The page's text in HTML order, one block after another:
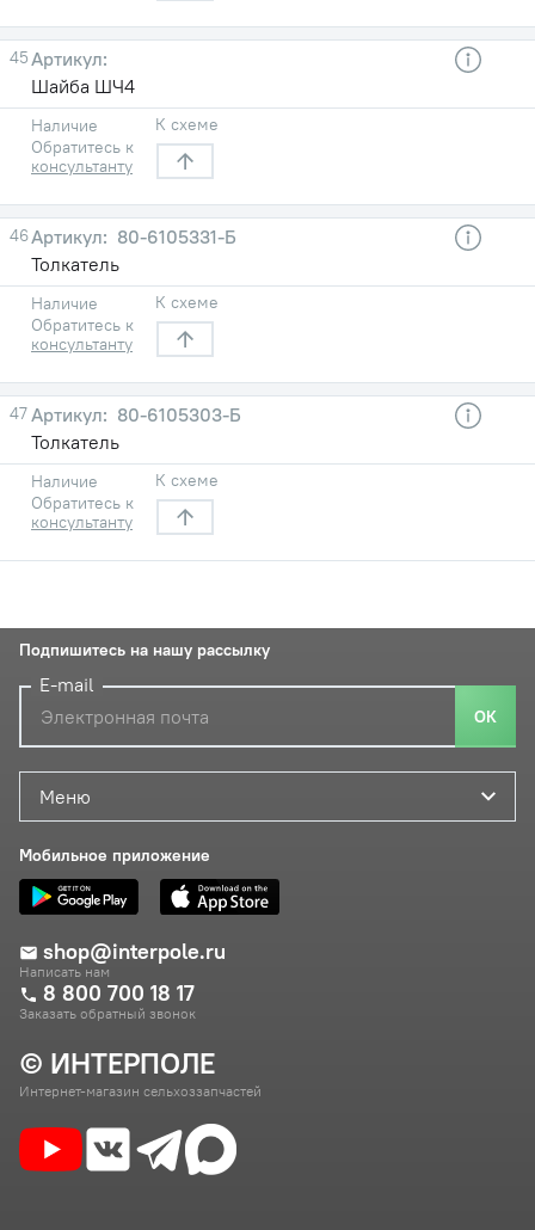
45
Шайба ШЧ4
Наличие
Обратитесь к
консультанту
К схеме
46
80-6105331-Б
Толкатель
Наличие
Обратитесь к
консультанту
К схеме
47
80-6105303-Б
Толкатель
Наличие
Обратитесь к
консультанту
К схеме
© ИНТЕРПОЛЕ
Интернет-магазин сельхоззапчастей
Меню
Мобильное приложение
shop@interpole.ru
Написать нам
8 800 700 18 17
Заказать обратный звонок
Подпишитесь на нашу рассылку
E-mail
ОК